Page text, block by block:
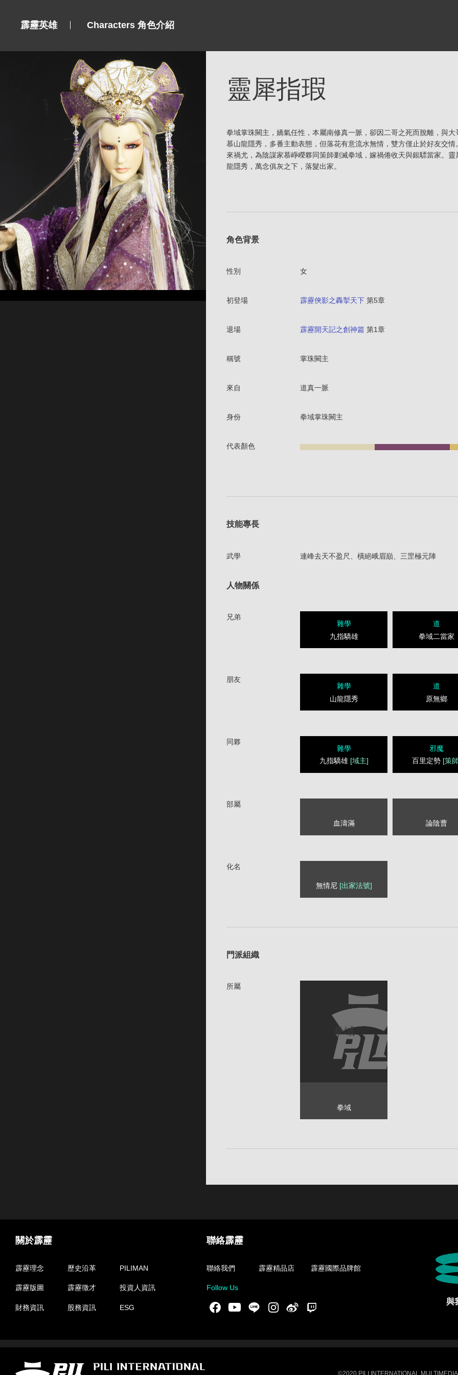
霹靂英雄 Characters 角色介紹
靈犀指瑕
拳域掌珠闕主，嬌氣任性，本屬南修真一脈，卻因二哥之死而脫離，與
慕山龍隱秀，多番主動表態，但落花有意流水無情，雙方僅止於好友交
來禍尤，為陰謀家慕崢嶸夥同策師剿滅拳域，嫁禍倦收天與銀驃當家。
龍隱秀，萬念俱灰之下，落髮出家。
角色背景
性別 女
初登場 霹靂俠影之轟掣天下第5章
退場 霹靂開天記之創神篇 第1章
稱號 掌珠闕主
來自 道真一脈
身份 拳域掌珠闕主
代表顏色
技能專長
武學 連峰去天不盈尺、橫絕峨眉巔、三罡極元陣
人物關係
兄弟
雜學
九指驕雄
道
拳域二當家
朋友
雜學
山龍隱秀
道
原無鄉
同夥
雜學
九指驕雄 [域主]
邪魔
百里定勢 [策
部屬
血濤滿 論陰曹
化名
無情尼 [出家法號]
門派組織
所屬
拳域
拳域
關於霹靂
霹靂理念 歷史沿革 PILIMAN
霹靂版圖 霹靂徵才 投資人資訊
財務資訊 股務資訊 ESG
聯絡霹靂
聯絡我們 霹靂精品店 霹靂國際品牌館
Follow Us
Facebook
YoutubeLINE Instgram新浪微博 與
霹靂國際多媒體股份有限公司 PILI INTERNATIONAL MULTIMEDIA